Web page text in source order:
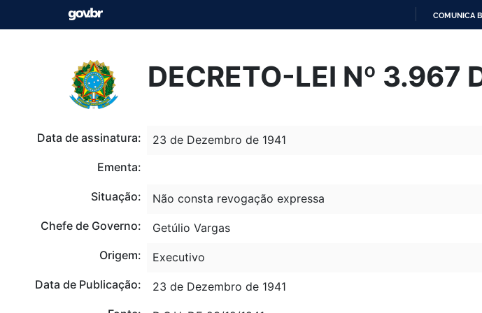
O
COMUNICA
DECRETO-LEI Nº 3.967
Data de assinatura:
23 de Dezembro de 1941
Ementa:
Situação:
Não consta revogação expressa
Chefe de Governo:
Getúlio Vargas
Origem:
Executivo
Data de Publicação:
23 de Dezembro de 1941